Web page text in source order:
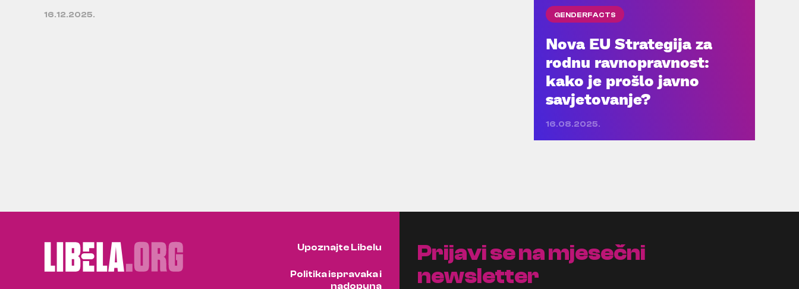
16.12.2025. GENDERFACTS
Nova EU Strategija za
rodnu ravnopravnost:
kako je prošlo javno
savjetovanje?
16.08.2025.
Upoznajte Libelu
Politika ispravaka i
nadopuna
Prijavi se na mjesečni
newsletter